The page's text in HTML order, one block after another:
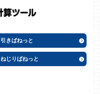
引きばねっと
ねじりばねっと